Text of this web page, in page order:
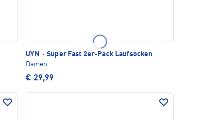
UYN · Super Fast 2er-Pack Laufsocken
Damen
€ 29,99